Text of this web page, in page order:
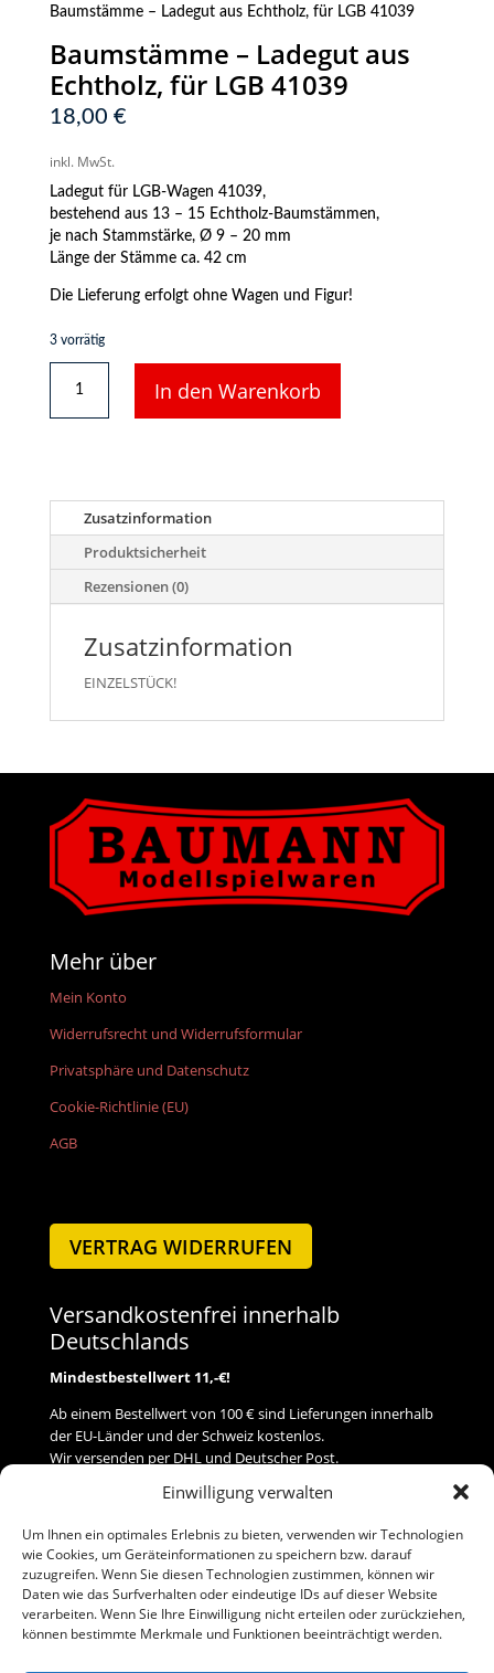
Einwilligung verwalten
Um Ihnen ein optimales Erlebnis zu bieten, verwenden wir Technologien
wie Cookies, um Geräteinformationen zu speichern bzw. darauf
zuzugreifen. Wenn Sie diesen Technologien zustimmen, können wir
Daten wie das Surfverhalten oder eindeutige IDs auf dieser Website
verarbeiten. Wenn Sie Ihre Einwilligung nicht erteilen oder zurückziehen,
können bestimmte Merkmale und Funktionen beeinträchtigt werden.
Baumstämme – Ladegut aus Echtholz, für LGB 41039
Baumstämme – Ladegut aus
Echtholz, für LGB 41039
18,00 €
inkl. MwSt.
Ladegut für LGB-Wagen 41039,
bestehend aus 13 – 15 Echtholz-Baumstämmen,
je nach Stammstärke, Ø 9 – 20 mm
Länge der Stämme ca. 42 cm
Die Lieferung erfolgt ohne Wagen und Figur!
3 vorrätig
Ladegut
LGB
41039
Menge
In den Warenkorb
Zusatzinformation
Produktsicherheit
Rezensionen (0)
Zusatzinformation
EINZELSTÜCK!
Mehr über
Mein Konto
Widerrufsrecht und Widerrufsformular
Privatsphäre und Datenschutz
Cookie-Richtlinie (EU)
AGB
VERTRAG WIDERRUFEN
Versandkostenfrei innerhalb
Deutschlands
Mindestbestellwert 11,-€!
Ab einem Bestellwert von 100 € sind Lieferungen innerhalb
der EU-Länder und der Schweiz kostenlos.
Wir versenden per DHL und Deutscher Post.
Versand
Zahlung
Baumann Modellspielwaren